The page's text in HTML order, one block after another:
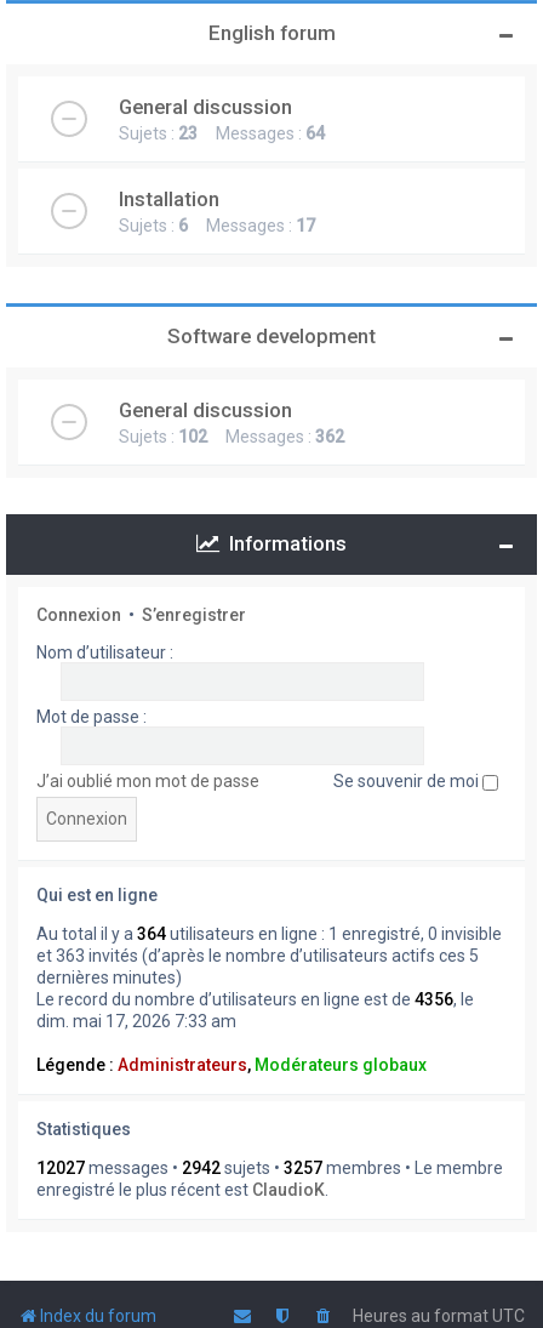
English forum
General discussion
Sujets : 23 Messages : 64
Installation
Sujets : 6 Messages : 17
Software development
General discussion
Sujets : 102Messages : 362
Informations
Connexion • S’enregistrer
Nom d’utilisateur :
Mot de passe :
J’ai oublié mon mot de passe Se souvenir de moi
Qui est en ligne
Au total il y a 364utilisateurs en ligne : 1 enregistré, 0 invisible
et 363 invités (d’après le nombre d’utilisateurs actifs ces 5
dernières minutes)
Le record du nombre d’utilisateurs en ligne est de 4356, le
dim. mai 17, 2026 7:33 am
Légende : Administrateurs, Modérateurs globaux
Statistiques
12027messages • 2942sujets • 3257membres • Le membre
enregistré le plus récent est ClaudioK
Index du forum Heures au formatUTC